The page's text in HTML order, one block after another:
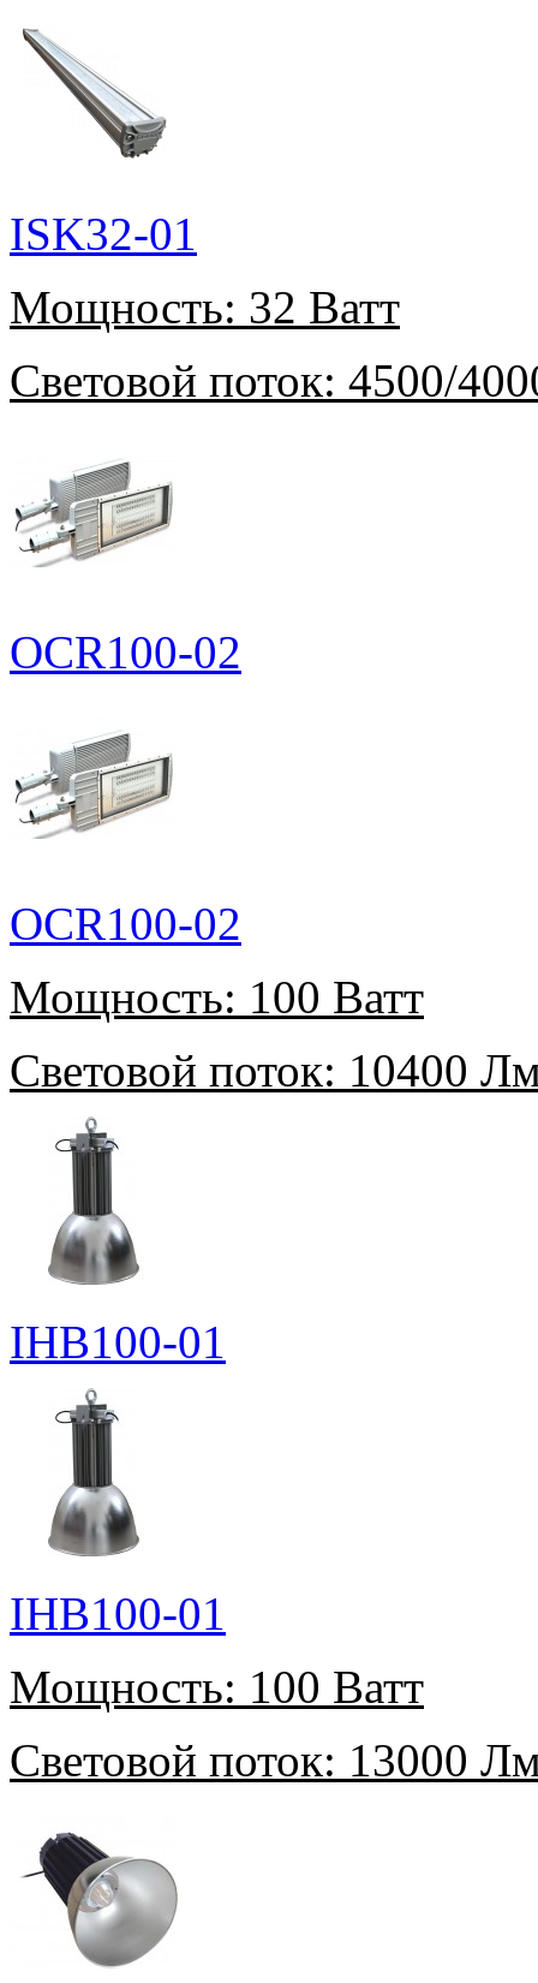
ISK32-01
Мощность: 32 Ватт
Световой поток: 4500/
OCR100-02
OCR100-02
Мощность: 100 Ватт
Световой поток: 10400
IHB100-01
IHB100-01
Мощность: 100 Ватт
Световой поток: 13000